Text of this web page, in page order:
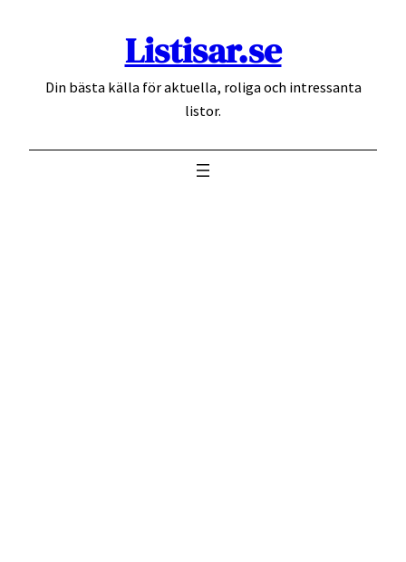
Listisar.se
Din bästa källa för aktuella, roliga och intressanta
listor.